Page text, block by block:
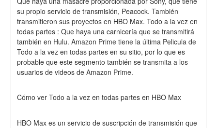
su propio servicio de transmisión, Peacock. También
transmitieron sus proyectos en HBO Max. Todo a la vez en
todas partes : Que haya una carnicería que se transmitirá
también en Hulu. Amazon Prime tiene la última Pelicula de
Todo a la vez en todas partes en su sitio, por lo que es
probable que este segmento también se transmita a los
usuarios de videos de Amazon Prime.
Cómo ver Todo a la vez en todas partes en HBO Max
HBO Max es un servicio de suscripción de transmisión que